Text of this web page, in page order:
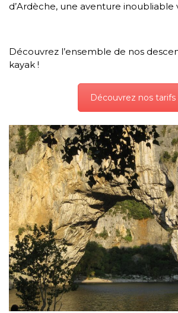
d’Ardèche, une aventure inoubliable
Découvrez l’ensemble de nos
kayak !
Découvrez nos tarifs